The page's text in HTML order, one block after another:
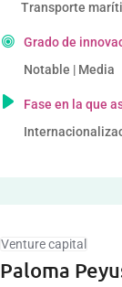
Transporte
Grado de
Notable | Media
Fase en la que
Venture capital
Paloma